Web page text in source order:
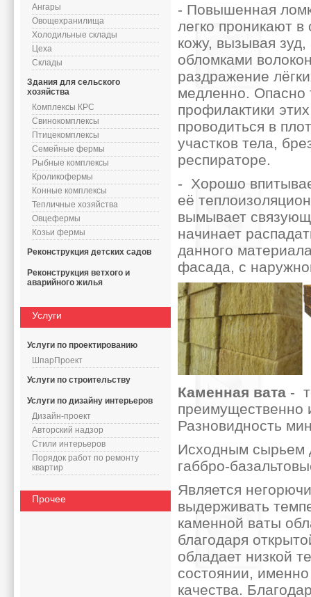
Ангары
Овощехранилища
Холодильные склады
Цеха
Склады
Здания для сельского
хозяйства
Комплексы КРС
Свинокомплексы
Птицекомплексы
Семейные фермы
Рыбные комплексы
Кроликофермы
Конные комплексы
Тепличные хозяйства
Овцефермы
Козьи фермы
Реконструкция детских садов
Реконструкция ветхого и
аварийного жилья
Услуги
Услуги по проектированию
ШпарПроект
Услуги по строительству
Услуги по дизайну интерьеров
Дизайн-проект
Авторский надзор
Стили интерьеров
Порядок работ по ремонту
квартир
Прочее
- Повышенная
легко проникают
кожу, вызывая
обломками
раздражение
медленно. Опасно
профилактики
проводиться в
участков тела,
респираторе.
- Хорошо
её
вымывает
начинает
данного
фасада, с
Каменная вата -
преимущественно
Разновидность
Исходным сырьем
габбро-
Является
выдерживать
каменной ваты
благодаря
обладает низкой
состоянии,
качества.